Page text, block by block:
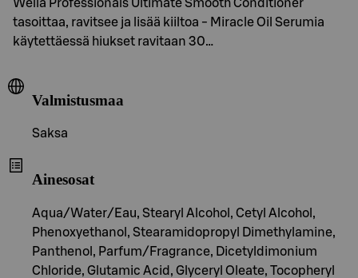
Wella Professionals Ultimate Smooth Conditioner
tasoittaa, ravitsee ja lisää kiiltoa - Miracle Oil Serumia
käytettäessä hiukset ravitaan 30…
Valmistusmaa
Saksa
Ainesosat
Aqua/Water/Eau, Stearyl Alcohol, Cetyl Alcohol,
Phenoxyethanol, Stearamidopropyl Dimethylamine,
Panthenol, Parfum/Fragrance, Dicetyldimonium
Chloride, Glutamic Acid, Glyceryl Oleate, Tocopheryl